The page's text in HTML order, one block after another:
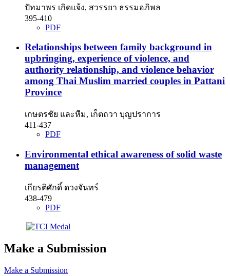
ปัทมาพร เกิดแจ้ง, สวรรยา ธรรมอภิพล
395-410
PDF
Relationships between family background in
upbringing, experience of violence, and
authority relationship, and violence behavior
among Thai Muslim married couples in Pattani
Province
เกษตรชัย และหีม, เก็ตถวา บุญปราการ
411-437
PDF
Environmental ethical awareness of solid waste
management
เกียรติศักดิ์ ดวงจันทร์
438-479
PDF
Make a Submission
Make a Submission